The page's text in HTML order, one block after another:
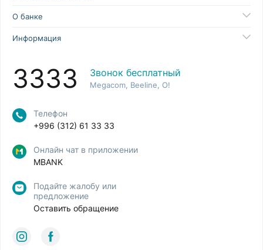
О банке
Информация
3333 Звонок бесплатный
Megacom, Beeline, O!
Телефон
+996 (312) 61 33 33
Онлайн чат в приложении
MBANK
Подайте жалобу или
предложение
Оставить обращение